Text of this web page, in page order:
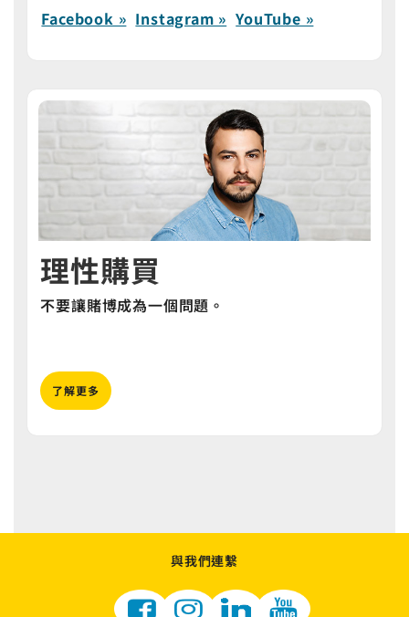
Facebook » Instagram » YouTube »
理性購買
不要讓賭博成為一個問題。
了解更多
與我們連繫